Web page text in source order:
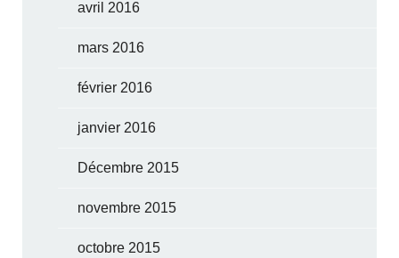
avril 2016
mars 2016
février 2016
janvier 2016
Décembre 2015
novembre 2015
octobre 2015